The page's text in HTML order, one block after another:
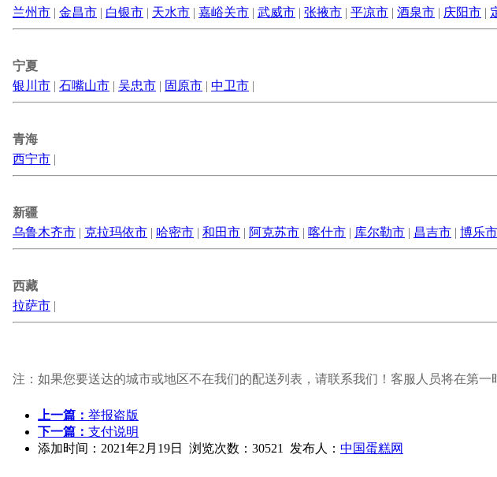
兰州市 | 金昌市 | 白银市 | 天水市 | 嘉峪关市 | 武威市 | 张掖市 | 平凉市 | 酒泉市 | 庆阳市 |
宁夏
银川市 | 石嘴山市 | 吴忠市 | 固原市 | 中卫市 |
青海
西宁市 |
新疆
乌鲁木齐市 | 克拉玛依市 | 哈密市 | 和田市 | 阿克苏市 | 喀什市 | 库尔勒市 | 昌吉市 | 博乐市
西藏
拉萨市 |
注：如果您要送达的城市或地区不在我们的配送列表，请联系我们！客服人员将在第一
上一篇： 举报盗版
下一篇： 支付说明
添加时间：2021年2月19日 浏览次数：30521 发布人： 中国蛋糕网